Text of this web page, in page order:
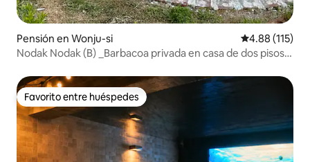
Pensión en Wonju-si Calificación
4.88 (115)
Nodak Nodak (B) _Barbacoa privada en casa de dos pisos •
Favorito entre huéspedes
Favorito entre huéspedes